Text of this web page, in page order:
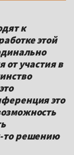
к
этой
от участия в
это
то решению